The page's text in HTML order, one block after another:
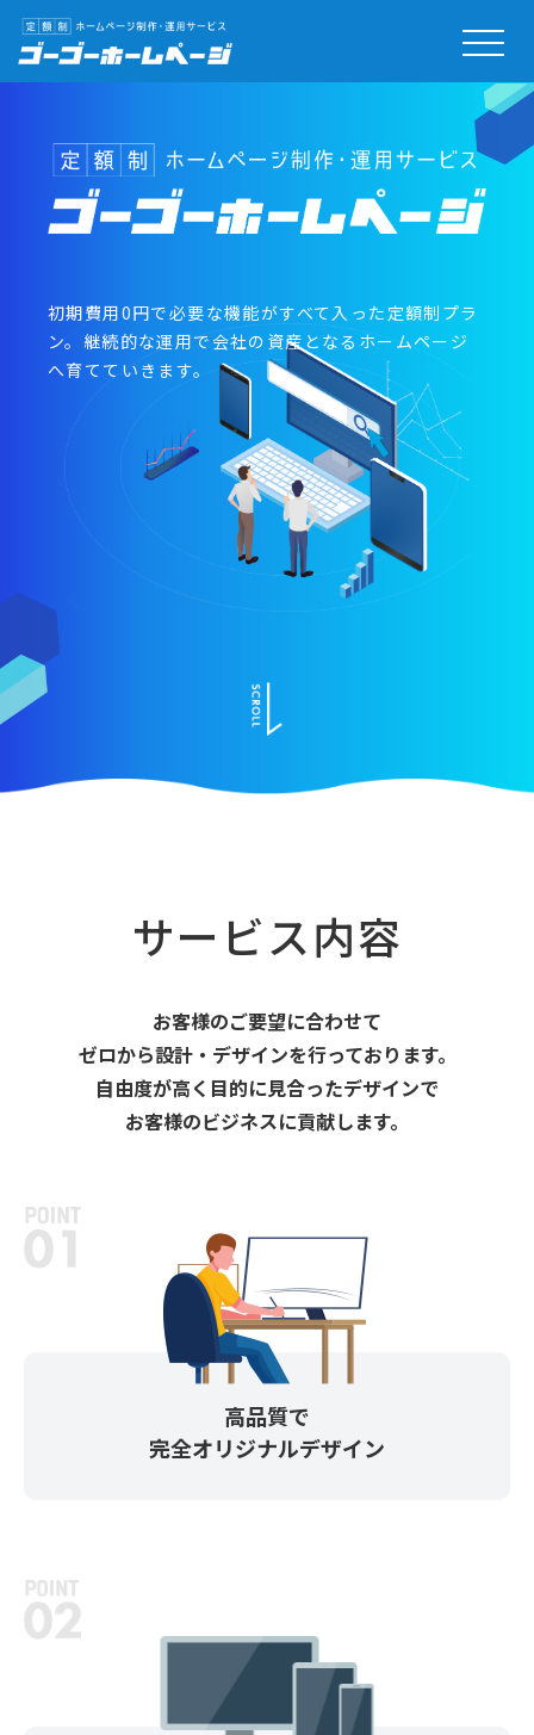
初期費用0円で必要な機能がすべて入った定額制プラ
ン。継続的な運用で会社の資産となるホームページ
へ育てていきます。
サービス内容
お客様のご要望に合わせて
ゼロから設計・デザインを⾏っております。
⾃由度が⾼く⽬的に⾒合ったデザインで
お客様のビジネスに貢献します。
高品質で
完全オリジナルデザイン